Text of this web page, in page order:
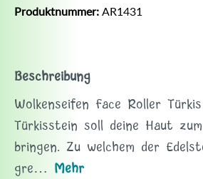
Produktnummer: AR1431
Beschreibung
Wolkenseifen Face Roller
Türkisstein soll deine Haut
bringen. Zu welchem der
gre… Mehr